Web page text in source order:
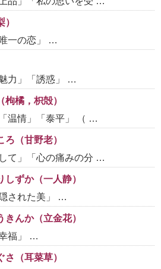
一の恋」 …
力」「誘惑」 …
橘，枳殻）
温情」「泰平」 （ …
（甘野老）
て」「心の痛みの分 …
しずか（一人静）
された美」 …
きんか（立金花）
福」 …
さ（耳菜草）